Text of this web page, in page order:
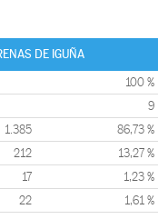
DE IGUÑA
100 %
9
1.385 86,73 %
212 13,27 %
17 1,23 %
22 1,61 %